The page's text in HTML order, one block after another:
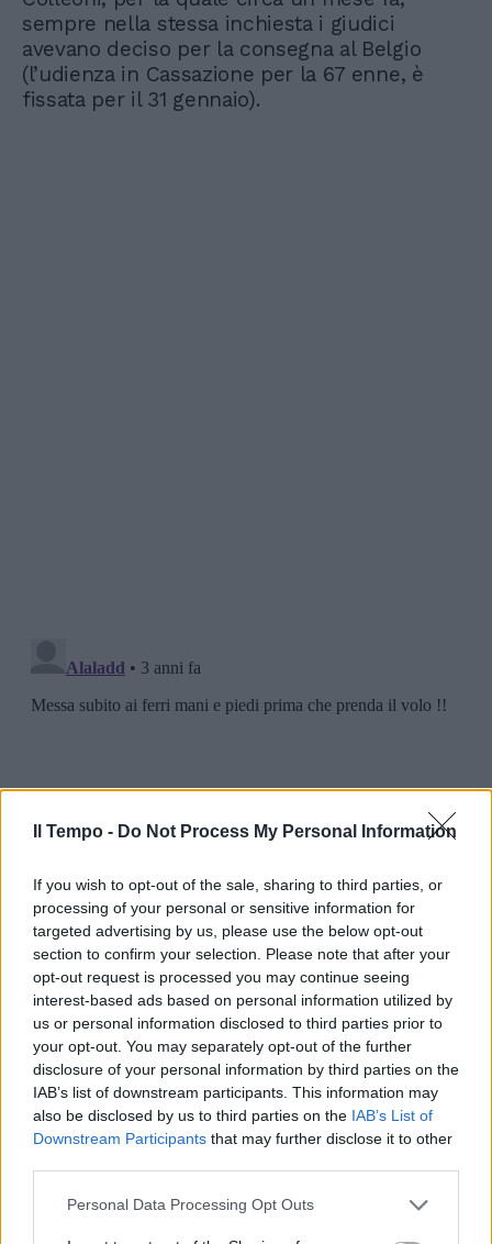
Il Tempo - Do Not Process My Personal Information
If you wish to opt-out of the sale, sharing to third parties, or
processing of your personal or sensitive information for
targeted advertising by us, please use the below opt-out
section to confirm your selection. Please note that after your
opt-out request is processed you may continue seeing
interest-based ads based on personal information utilized by
us or personal information disclosed to third parties prior to
your opt-out. You may separately opt-out of the further
disclosure of your personal information by third parties on the
IAB’s list of downstream participants. This information may
also be disclosed by us to third parties on the IAB’s List of
Downstream Participants that may further disclose it to other
Personal Data Processing Opt Outs
sempre nella stessa inchiesta i giudici
avevano deciso per la consegna al Belgio
(l’udienza in Cassazione per la 67 enne, è
fissata per il 31 gennaio).